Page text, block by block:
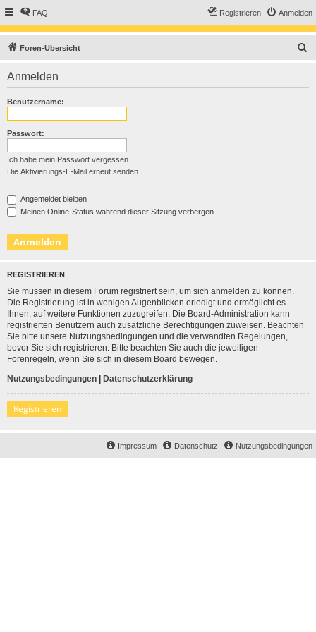
FAQ Anmelden
Registrieren
Foren-Übersicht
Anmelden
Benutzername:
Passwort:
Ich habe mein Passwort vergessen
Die Aktivierungs-E-Mail erneut senden
Angemeldet bleiben
Meinen Online-Status während dieser Sitzung verbergen
REGISTRIEREN
Sie müssen in diesem Forum registriert sein, um sich anmelden zu können.
Die Registrierung ist in wenigen Augenblicken erledigt und ermöglicht es
Ihnen, auf weitere Funktionen zuzugreifen. Die Board-Administration kann
registrierten Benutzern auch zusätzliche Berechtigungen zuweisen. Beachten
Sie bitte unsere Nutzungsbedingungen und die verwandten Regelungen,
bevor Sie sich registrieren. Bitte beachten Sie auch die jeweiligen
Forenregeln, wenn Sie sich in diesem Board bewegen.
Nutzungsbedingungen | Datenschutzerklärung
Registrieren
Nutzungsbedingungen
Datenschutz
Impressum